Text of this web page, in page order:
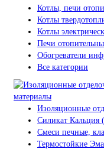
Котлы, печи
Котлы
Котлы
Печи
Обогреватели
Все категории
Изоляционные
Силикат Кальция
Смеси печные,
Термостойкие